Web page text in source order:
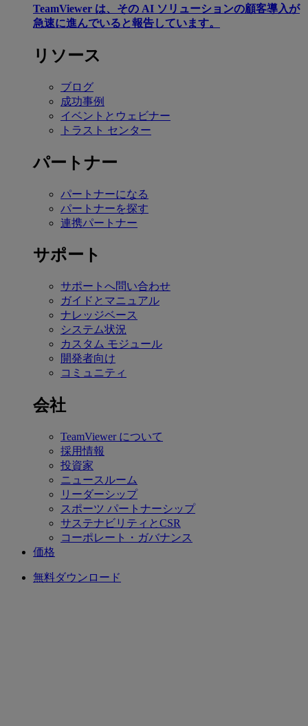
TeamViewer は、その AI ソリューションの顧客導入が
急速に進んでいると報告しています。
リソース
ブログ
成功事例
イベントとウェビナー
トラスト センター
パートナー
パートナーになる
パートナーを探す
連携パートナー
サポート
サポートへ問い合わせ
ガイドとマニュアル
ナレッジベース
システム状況
カスタム モジュール
開発者向け
コミュニティ
会社
TeamViewer について
採用情報
投資家
ニュースルーム
リーダーシップ
スポーツ パートナーシップ
サステナビリティとCSR
コーポレート・ガバナンス
価格
無料ダウンロード